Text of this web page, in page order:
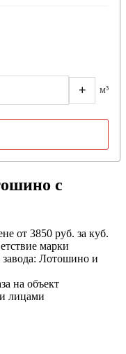
+ м³
с
от 3850 руб. за куб.
марки
Лотошино и
на объект
лицами